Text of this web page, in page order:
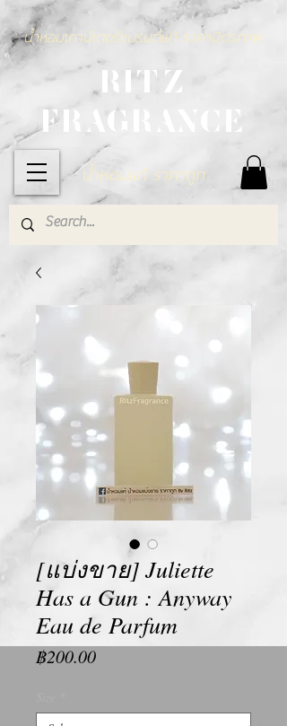
RITZ
FRAGRANCE
น้ำหอมแท้ ราคาถูก
น้ำหอมเคาน์เตอร์แบรนด์แท้ ราคามิตรภาพ
[แบ่งขาย] Juliette
Has a Gun : Anyway
Eau de Parfum
฿200.00Price